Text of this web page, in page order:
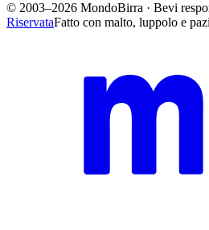
© 2003–2026 MondoBirra · Bevi
RiservataFatto con malto, luppolo e